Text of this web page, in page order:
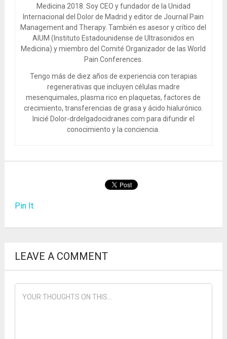
Medicina 2018. Soy CEO y fundador de la Unidad
Internacional del Dolor de Madrid y editor de Journal Pain
Management and Therapy. También es asesor y crítico del
AIUM (Instituto Estadounidense de Ultrasonidos en
Medicina) y miembro del Comité Organizador de las World
Pain Conferences.
Tengo más de diez años de experiencia con terapias
regenerativas que incluyen células madre
mesenquimales, plasma rico en plaquetas, factores de
crecimiento, transferencias de grasa y ácido hialurónico.
Inicié Dolor-drdelgadocidranes.com para difundir el
conocimiento y la conciencia.
Pin It
LEAVE A COMMENT